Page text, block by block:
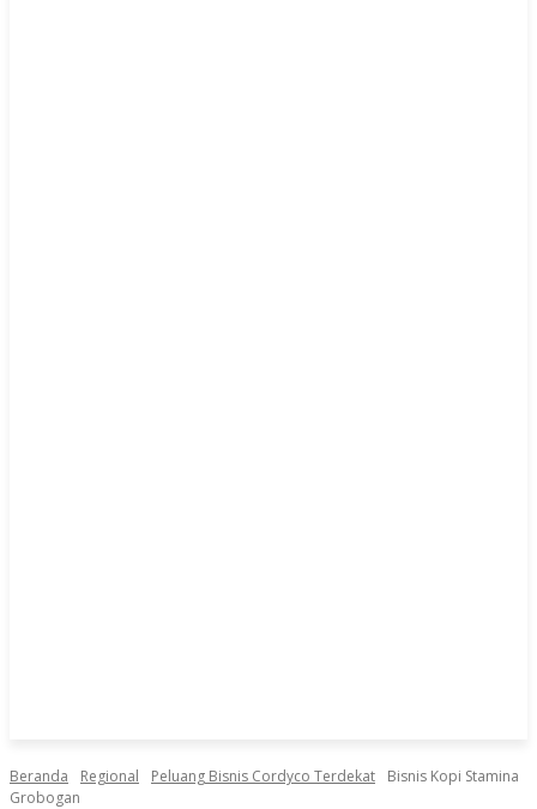
Beranda Regional Peluang Bisnis Cordyco Terdekat
Bisnis Kopi Stamina
Grobogan